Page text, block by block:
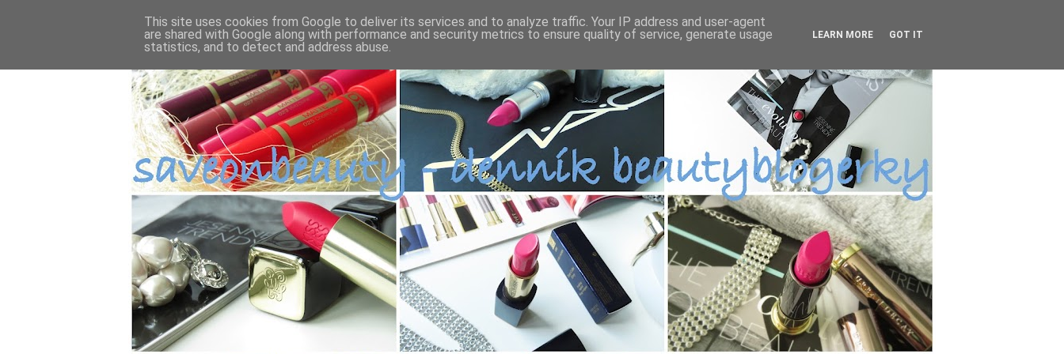
This site uses cookies from Google to deliver its services and to analyze traffic. Your IP address and user-agent
are shared with Google along with performance and security metrics to ensure quality of service, generate usage
statistics, and to detect and address abuse.
LEARN MORE GOT IT